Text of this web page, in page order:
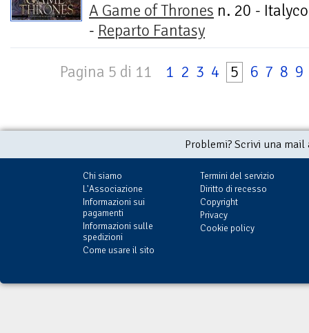
A Game of Thrones n. 20 -
- Reparto Fantasy
Pagina 5 di 11 1 2 3 4 5 6 7 8 9
Problemi? Scrivi una
Chi siamo
L'Associazione
Informazioni sui
pagamenti
Informazioni sulle
spedizioni
Come usare il sito
Termini del servizio
Diritto di recesso
Copyright
Privacy
Cookie policy